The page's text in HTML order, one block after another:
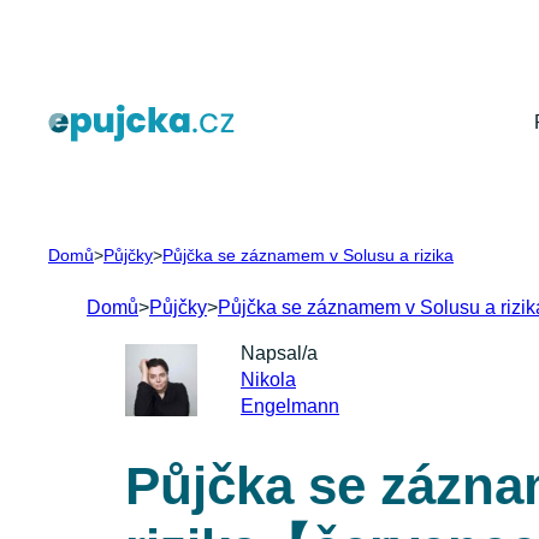
Domů>Půjčky>Půjčka se záznamem v Solusu a rizika
Domů>Půjčky>Půjčka se záznamem v Solusu a
Napsal/a
Nikola
Engelmann
Půjčka se